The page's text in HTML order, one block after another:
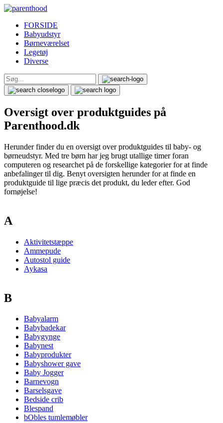
FORSIDE
Babyudstyr
Børneværelset
Legetøj
Diverse
Search
for:
Oversigt over produktguides på
Parenthood.dk
Herunder finder du en oversigt over produktguides til baby- og
børneudstyr. Med tre børn har jeg brugt utallige timer foran
computeren og researchet på de forskellige kategorier for at finde
anbefalinger til dig. Benyt oversigten herunder for at finde en
produktguide til lige præcis det produkt, du leder efter. God
fornøjelse!
A
Aktivitetstæppe
Ammepude
Autostol guide
Aykasa
B
Babyalarm
Babybadekar
Babygynge
Babynest
Babyprodukter
Babyshower gave
Baby Jogger
Barnevogn
Barselsgave
Bedside crib
Blespand
bObles tumlemøbler